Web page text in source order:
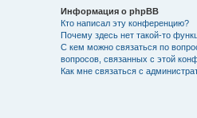
Информация о phpBB
Кто написал эту конференцию?
Почему здесь нет такой-то
С кем можно связаться по
вопросов, связанных с этой
Как мне связаться с